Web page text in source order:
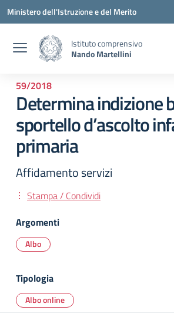
Vai ai contenuti
Vai al menu di navigazione
Vai al footer
Ministero dell'Istruzione e del Merito
Istituto comprensivo
Nando Martellini
59/2018
Determina indizione
sportello d’ascolto
primaria
Affidamento servizi
Stampa / Condividi
Argomenti
Albo
Tipologia
Albo online